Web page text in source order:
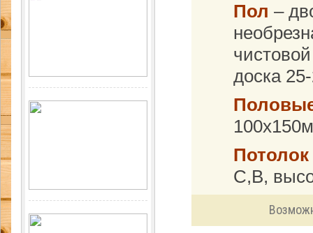
Пол –
доска
Потолок
С,B,